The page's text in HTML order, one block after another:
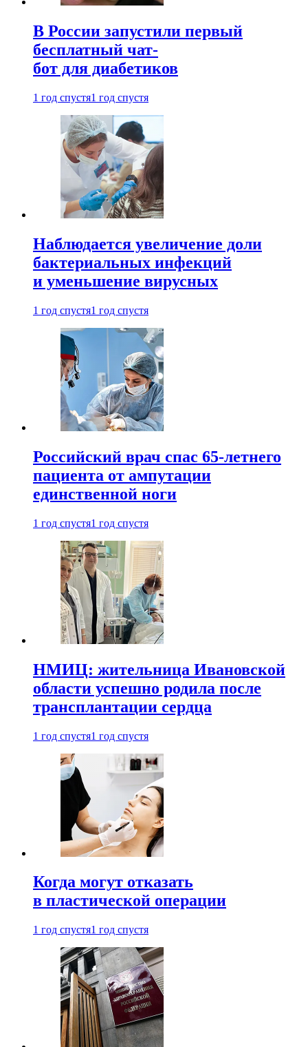
В России запустили первый
бесплатный чат-
бот для диабетиков
1 год спустя1 год спустя
Наблюдается увеличение доли
бактериальных инфекций
и уменьшение вирусных
1 год спустя1 год спустя
Российский врач спас 65-летнего
пациента от ампутации
единственной ноги
1 год спустя1 год спустя
НМИЦ: жительница Ивановской
области успешно родила после
трансплантации сердца
1 год спустя1 год спустя
Когда могут отказать
в пластической операции
1 год спустя1 год спустя